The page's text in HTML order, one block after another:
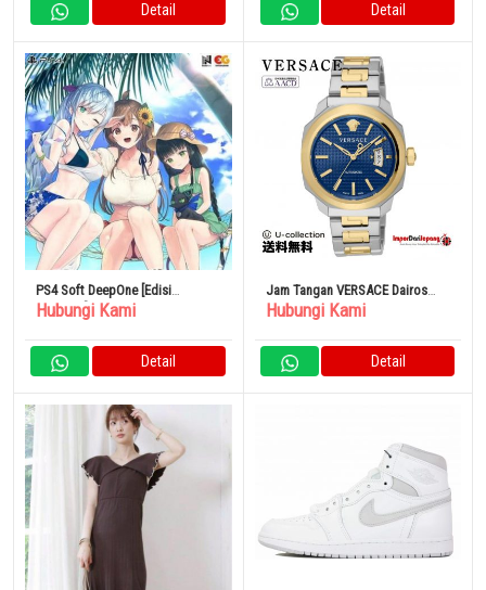
Detail Detail
PS4 Soft DeepOne [Edisi
Terbatas]
Hubungi Kami
Detail
Jam Tangan VERSACE Dairos
Automatic Self-winding Men’s
Hubungi Kami
Detail